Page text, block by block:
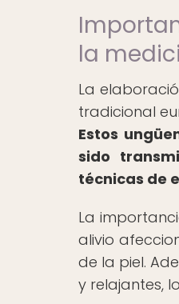
la
La
tradicional
Estos
sido
técnicas de
La
alivio
de la piel.
y relajantes,